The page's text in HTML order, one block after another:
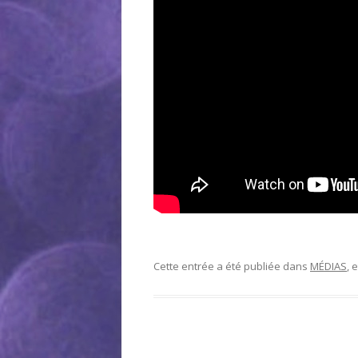
Cette entrée a été publiée dans MÉDIAS,